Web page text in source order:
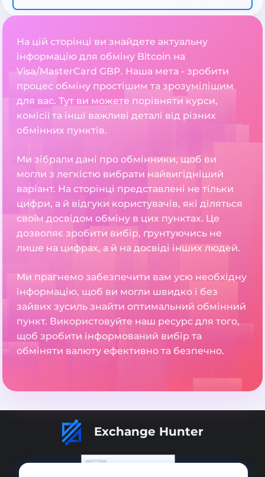
На цій сторінці ви знайдете актуальну
інформацію для обміну Bitcoin на
Visa/MasterCard GBP. Наша мета - зробити
процес обміну простішим та зрозумілішим
для вас. Тут ви можете порівняти курси,
комісії та інші важливі деталі від різних
обмінних пунктів.
Ми зібрали дані про обмінники, щоб ви
могли з легкістю вибрати найвигідніший
варіант. На сторінці представлені не тільки
цифри, а й відгуки користувачів, які діляться
своїм досвідом обміну в цих пунктах. Це
дозволяє зробити вибір, ґрунтуючись не
лише на цифрах, а й на досвіді інших людей.
Ми прагнемо забезпечити вам усю необхідну
інформацію, щоб ви могли швидко і без
зайвих зусиль знайти оптимальний обмінний
пункт. Використовуйте наш ресурс для того,
щоб зробити інформований вибір та
обміняти валюту ефективно та безпечно.
Exchange Hunter